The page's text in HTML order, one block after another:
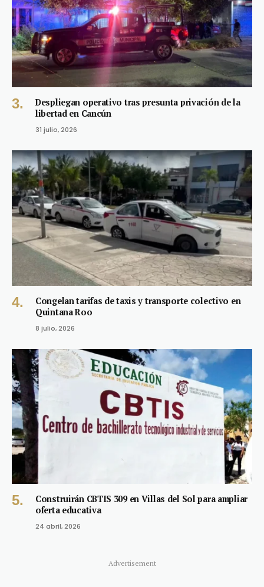
Despliegan operativo tras presunta privación de la
libertad en Cancún
31 julio, 2026
Congelan tarifas de taxis y transporte colectivo en
Quintana Roo
8 julio, 2026
Construirán CBTIS 309 en Villas del Sol para ampliar
oferta educativa
24 abril, 2026
Advertisement